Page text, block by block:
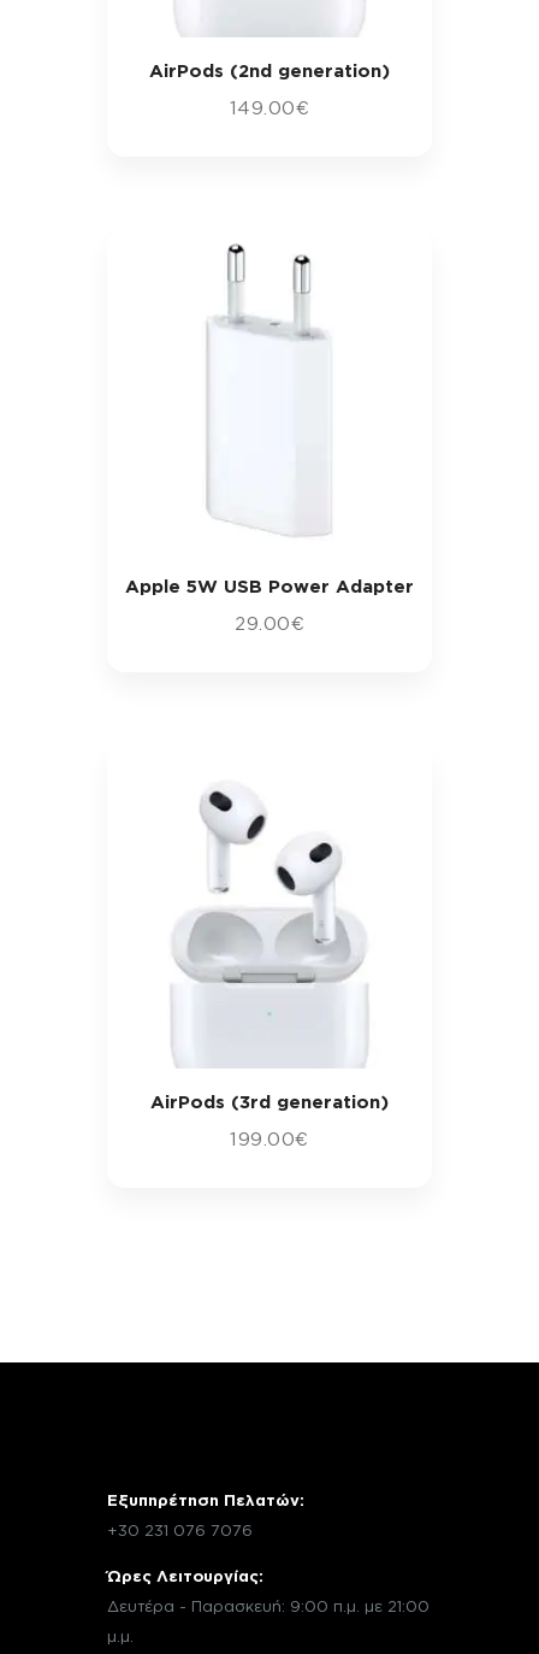
AirPods (2nd generation)
149 00€
Apple 5W USB Power Adapter
29 00€
AirPods (3rd generation)
199 .00€
Εξυπηρέτηση Πελατών:
+30 231 076 7076
Ώρες Λειτουργίας:
Δευτέρα - Παρασκευή: 9:00 π.μ. με 21:00
μ.μ.